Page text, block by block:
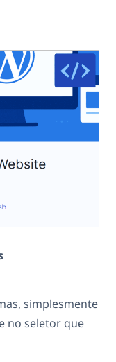
simplesmente
no seletor que